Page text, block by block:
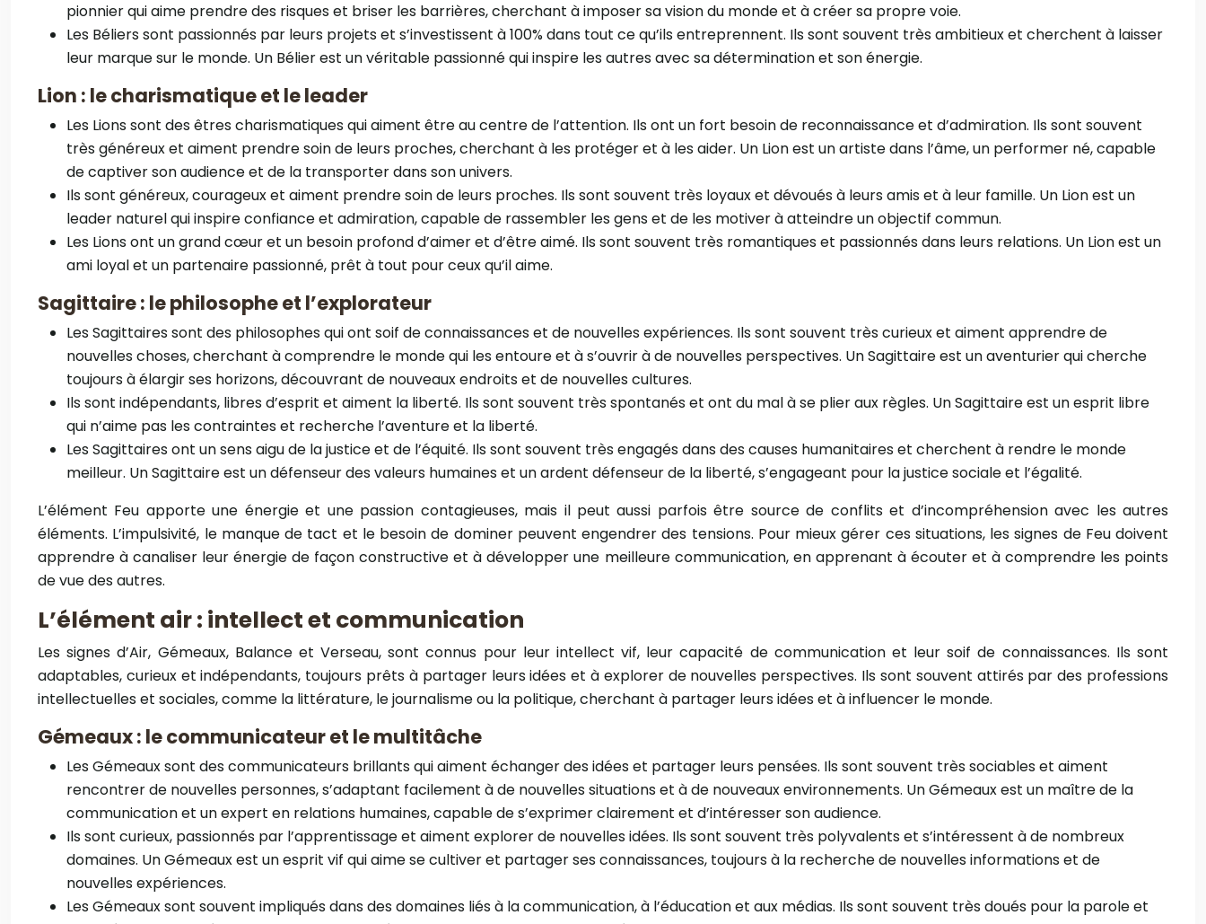
pionnier qui aime prendre des risques et briser les barrières, cherchant à imposer sa vision du monde et à créer sa propre voie.
Les Béliers sont passionnés par leurs projets et s’investissent à 100% dans tout ce qu’ils entreprennent. Ils sont souvent très ambitieux et cherchent à laisser
leur marque sur le monde. Un Bélier est un véritable passionné qui inspire les autres avec sa détermination et son énergie.
Lion : le charismatique et le leader
Les Lions sont des êtres charismatiques qui aiment être au centre de l’attention. Ils ont un fort besoin de reconnaissance et d’admiration. Ils sont souvent
très généreux et aiment prendre soin de leurs proches, cherchant à les protéger et à les aider. Un Lion est un artiste dans l’âme, un performer né, capable
de captiver son audience et de la transporter dans son univers.
Ils sont généreux, courageux et aiment prendre soin de leurs proches. Ils sont souvent très loyaux et dévoués à leurs amis et à leur famille. Un Lion est un
leader naturel qui inspire confiance et admiration, capable de rassembler les gens et de les motiver à atteindre un objectif commun.
Les Lions ont un grand cœur et un besoin profond d’aimer et d’être aimé. Ils sont souvent très romantiques et passionnés dans leurs relations. Un Lion est un
ami loyal et un partenaire passionné, prêt à tout pour ceux qu’il aime.
Sagittaire : le philosophe et l’explorateur
Les Sagittaires sont des philosophes qui ont soif de connaissances et de nouvelles expériences. Ils sont souvent très curieux et aiment apprendre de
nouvelles choses, cherchant à comprendre le monde qui les entoure et à s’ouvrir à de nouvelles perspectives. Un Sagittaire est un aventurier qui cherche
toujours à élargir ses horizons, découvrant de nouveaux endroits et de nouvelles cultures.
Ils sont indépendants, libres d’esprit et aiment la liberté. Ils sont souvent très spontanés et ont du mal à se plier aux règles. Un Sagittaire est un esprit libre
qui n’aime pas les contraintes et recherche l’aventure et la liberté.
Les Sagittaires ont un sens aigu de la justice et de l’équité. Ils sont souvent très engagés dans des causes humanitaires et cherchent à rendre le monde
meilleur. Un Sagittaire est un défenseur des valeurs humaines et un ardent défenseur de la liberté, s’engageant pour la justice sociale et l’égalité.
L’élément Feu apporte une énergie et une passion contagieuses, mais il peut aussi parfois être source de conflits et d’incompréhension avec les autres
éléments. L’impulsivité, le manque de tact et le besoin de dominer peuvent engendrer des tensions. Pour mieux gérer ces situations, les signes de Feu doivent
apprendre à canaliser leur énergie de façon constructive et à développer une meilleure communication, en apprenant à écouter et à comprendre les points
de vue des autres.
L’élément air : intellect et communication
Les signes d’Air, Gémeaux, Balance et Verseau, sont connus pour leur intellect vif, leur capacité de communication et leur soif de connaissances. Ils sont
adaptables, curieux et indépendants, toujours prêts à partager leurs idées et à explorer de nouvelles perspectives. Ils sont souvent attirés par des professions
intellectuelles et sociales, comme la littérature, le journalisme ou la politique, cherchant à partager leurs idées et à influencer le monde.
Gémeaux : le communicateur et le multitâche
Les Gémeaux sont des communicateurs brillants qui aiment échanger des idées et partager leurs pensées. Ils sont souvent très sociables et aiment
rencontrer de nouvelles personnes, s’adaptant facilement à de nouvelles situations et à de nouveaux environnements. Un Gémeaux est un maître de la
communication et un expert en relations humaines, capable de s’exprimer clairement et d’intéresser son audience.
Ils sont curieux, passionnés par l’apprentissage et aiment explorer de nouvelles idées. Ils sont souvent très polyvalents et s’intéressent à de nombreux
domaines. Un Gémeaux est un esprit vif qui aime se cultiver et partager ses connaissances, toujours à la recherche de nouvelles informations et de
nouvelles expériences.
Les Gémeaux sont souvent impliqués dans des domaines liés à la communication, à l’éducation et aux médias. Ils sont souvent très doués pour la parole et